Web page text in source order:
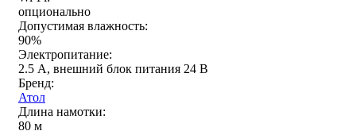
опционально
Допустимая влажность:
90%
Электропитание:
2.5 А, внешний блок питания 24 В
Бренд:
Атол
Длина намотки:
80 м